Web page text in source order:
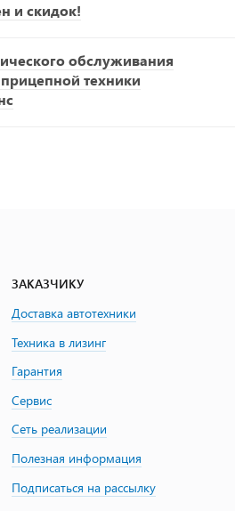
и скидок!
обслуживания
техники
ЗАКАЗЧИКУ
Доставка автотехники
Техника в лизинг
Гарантия
Сервис
Сеть реализации
Полезная информация
Подписаться на рассылку